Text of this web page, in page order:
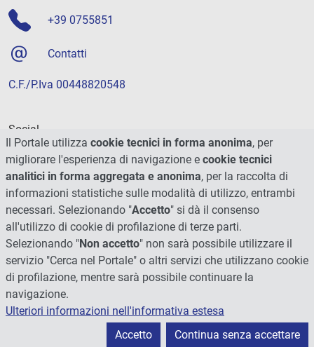
+39 0755851
Contatti
C.F./P.Iva 00448820548
Social
© 2026 - Università degli Studi di Perugia
Il Portale utilizza cookie tecnici in forma anonima, per
migliorare l'esperienza di navigazione e cookie tecnici
analitici in forma aggregata e anonima, per la raccolta di
informazioni statistiche sulle modalità di utilizzo, entrambi
necessari. Selezionando "Accetto" si dà il consenso
all'utilizzo di cookie di profilazione di terze parti.
Selezionando "Non accetto" non sarà possibile utilizzare il
servizio "Cerca nel Portale" o altri servizi che utilizzano cookie
di profilazione, mentre sarà possibile continuare la
navigazione.
Ulteriori informazioni nell'informativa estesa
Accetto
Continua senza accettare